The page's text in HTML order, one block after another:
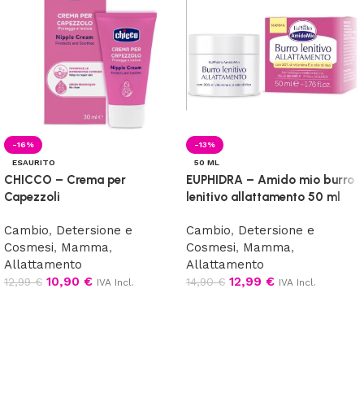
-16%
ESAURITO
CHICCO – Crema per
Capezzoli
Cambio, Detersione e
Cosmesi, Mamma,
Allattamento
12,99€ 10,90 € IVA Incl.
-13%
50 ML
EUPHIDRA – Amido mio burro
lenitivo allattamento 50 ml
Cambio, Detersione e
Cosmesi, Mamma,
Allattamento
14,90€ 12,99 € IVA Incl.